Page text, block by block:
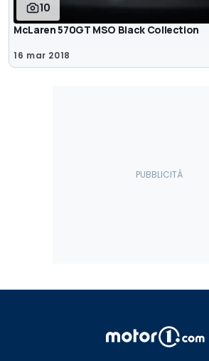
10
McLaren 570GT MSO Black Collection
16 mar 2018